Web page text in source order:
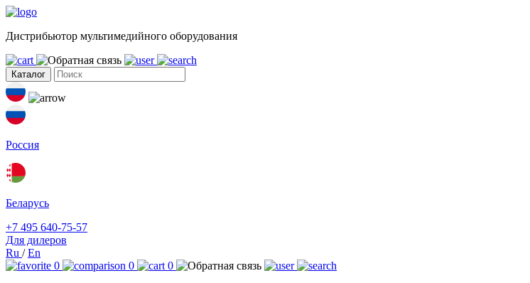
Дистрибьютор мультимедийного оборудования
Каталог
Россия
Беларусь
+7 495 640-75-57
Для дилеров
Ru /En
0
0
0